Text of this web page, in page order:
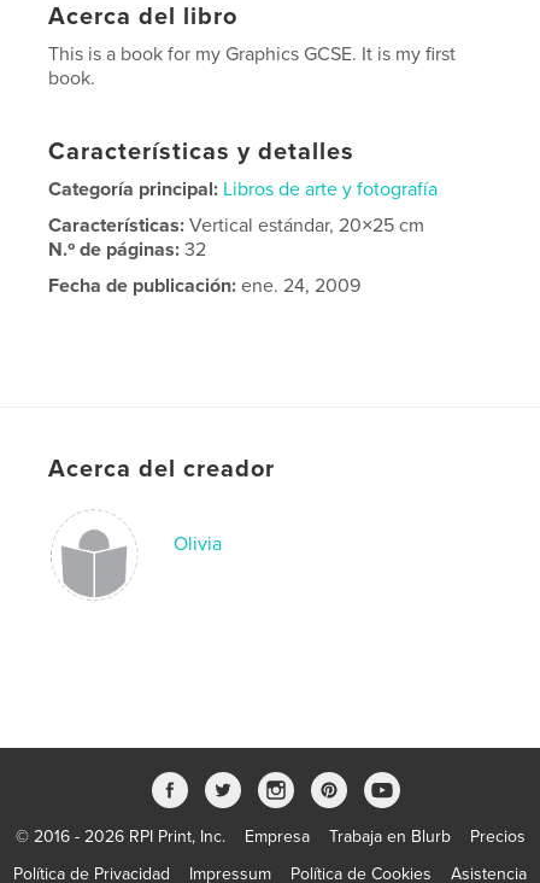
Acerca del libro
This is a book for my Graphics GCSE. It is my first
book.
Características y detalles
Categoría principal: Libros de arte y fotografía
Características:Vertical estándar, 20×25 cm
N.º de páginas:32
Fecha de publicación: ene. 24, 2009
Acerca del creador
Olivia
© 2016 - 2026 RPI Print, Inc. Empresa Trabaja en Blurb
Precios
Política de Privacidad
Impressum Política de Cookies Asistencia